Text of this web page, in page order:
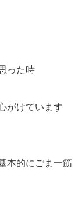
った時
がけています
本的にごま一筋